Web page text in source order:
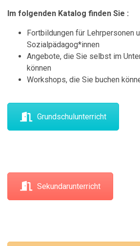
Im folgenden Katalog finden Sie :
Fortbildungen für Lehrpersonen
Sozialpädagog*innen
Angebote, die Sie selbst im
können
Workshops, die Sie buchen
Grundschulunterricht
Sekundarunterricht